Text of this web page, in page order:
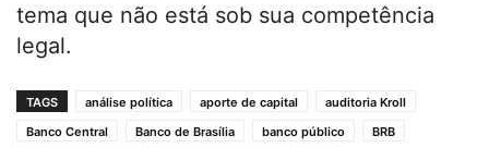
tema que não está sob sua competência
legal.
TAGS análise política aporte de capital
auditoria Kroll
Banco Central
Banco de Brasília banco público
BRB